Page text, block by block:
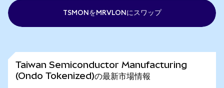
TSMONをMRVLONにスワップ
Taiwan Semiconductor Manufacturing
(Ondo Tokenized)の最新市場情報